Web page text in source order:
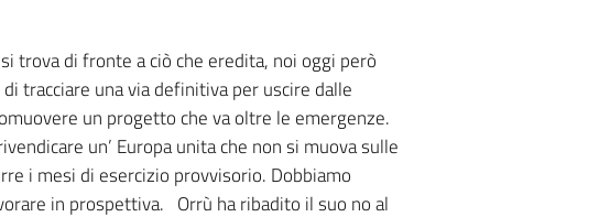
trova di fronte a ciò che eredita, noi oggi però
tracciare una via definitiva per uscire dalle
un progetto che va oltre le emergenze.
un’ Europa unita che non si muova sulle
i mesi di esercizio provvisorio. Dobbiamo
in prospettiva. Orrù ha ribadito il suo no al